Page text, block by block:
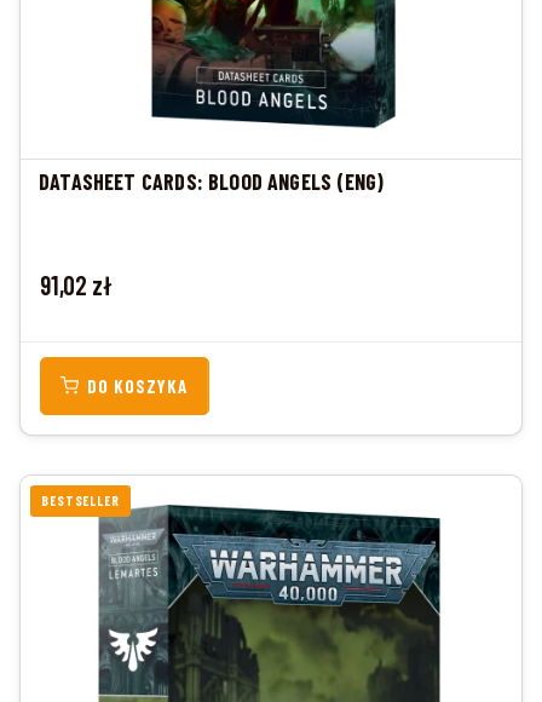
DATASHEET CARDS: BLOOD ANGELS (ENG)
Cena
91,02 zł
DO KOSZYKA
BESTSELLER